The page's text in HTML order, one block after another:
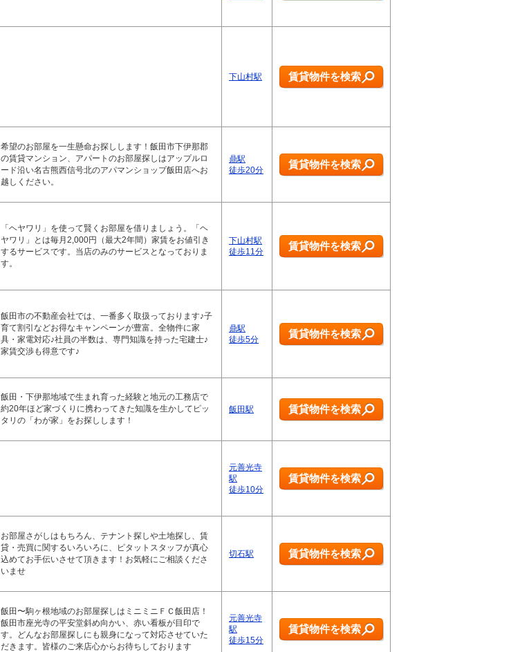
下山村駅 賃貸物件を検索
希望のお部屋を一生懸命お探しします！飯田市下伊那郡
の賃貸マンション、アパートのお部屋探しはアップルロ
ード沿い名古熊西信号北のアパマンショップ飯田店へお
越しください。
鼎駅
徒歩20分
賃貸物件を検索
「ヘヤワリ」を使って賢くお部屋を借りましょう。「ヘ
ヤワリ」とは毎月2,000円（最大2年間）家賃をお値引き
するサービスです。当店のみのサービスとなっておりま
す。
下山村駅
徒歩11分
賃貸物件を検索
飯田市の不動産会社では、一番多く取扱っております♪子
育て割引などお得なキャンペーンが豊富。全物件に家
具・家電対応♪社員の半数は、専門知識を持った宅建士♪
家賃交渉も得意です♪
鼎駅
徒歩5分
賃貸物件を検索
飯田・下伊那地域で生まれ育った経験と地元の工務店で
約20年ほど家づくりに携わってきた知識を生かしてピッ
タリの「わが家」をお探しします！
飯田駅 賃貸物件を検索
元善光寺
駅
徒歩10分
賃貸物件を検索
お部屋さがしはもちろん、テナント探しや土地探し、賃
貸・売買に関するいろいろに、ピタットスタッフが真心
込めてお手伝いさせて頂きます！お気軽にご相談くださ
いませ
切石駅 賃貸物件を検索
飯田〜駒ヶ根地域のお部屋探しはミニミニＦＣ飯田店！
飯田市座光寺の平安堂斜め向かい、赤い看板が目印で
す。どんなお部屋探しにも親身になって対応させていた
だきます。皆様のご来店心からお待ちしております
元善光寺
駅
徒歩15分
賃貸物件を検索